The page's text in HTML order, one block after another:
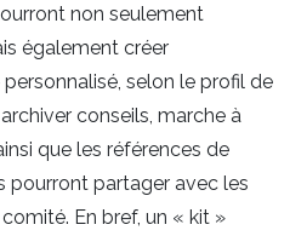
non seulement
également créer
selon le profil de
conseils, marche à
que les références de
pourront partager avec les
En bref, un « kit »